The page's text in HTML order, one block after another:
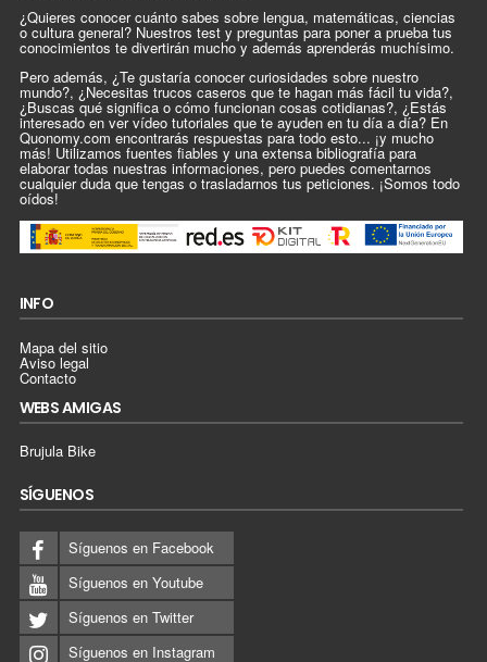
¿Quieres conocer cuánto sabes sobre lengua, matemáticas, ciencias
o cultura general? Nuestros test y preguntas para poner a prueba tus
conocimientos te divertirán mucho y además aprenderás muchísimo.
Pero además, ¿Te gustaría conocer curiosidades sobre nuestro
mundo?, ¿Necesitas trucos caseros que te hagan más fácil tu vida?,
¿Buscas qué significa o cómo funcionan cosas cotidianas?, ¿Estás
interesado en ver vídeo tutoriales que te ayuden en tu día a día? En
Quonomy.com encontrarás respuestas para todo esto... ¡y mucho
más! Utilizamos fuentes fiables y una extensa bibliografía para
elaborar todas nuestras informaciones, pero puedes comentarnos
cualquier duda que tengas o trasladarnos tus peticiones. ¡Somos todo
oídos!
INFO
Mapa del sitio
Aviso legal
Contacto
WEBS AMIGAS
Brujula Bike
SÍGUENOS
Síguenos en Facebook
Síguenos en Youtube
Síguenos en Twitter
Síguenos en Instagram